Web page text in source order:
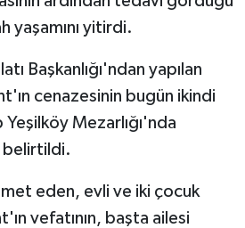
yaşamını yitirdi.
Başkanlığı'ndan yapılan
cenazesinin bugün ikindi
Yeşilköy Mezarlığı'nda
eden, evli ve iki çocuk
vefatının, başta ailesi